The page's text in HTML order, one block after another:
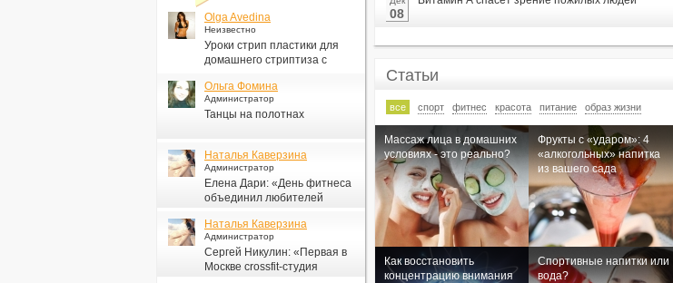
08
Статьи
все спорт фитнес красота питание образ жизни
Массаж лица в домашних
условиях - это реально?
Фрукты с «ударом»: 4
«алкогольных» напитка
из вашего сада
Как восстановить
концентрацию внимания
Спортивные напитки или
вода?
Olga Avedina
Неизвестно
Уроки стрип пластики для
домашнего стриптиза с
Ольга Фомина
Администратор
Танцы на полотнах
Наталья Каверзина
Администратор
Елена Дари: «День фитнеса
объединил любителей
всей стране»
Наталья Каверзина
Администратор
Сергей Никулин: «Первая в
Москве сrossfit-студия